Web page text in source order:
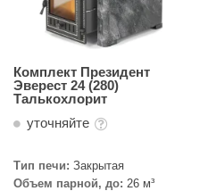
Комплект Президент
Эверест 24 (280)
Талькохлорит
уточняйте
Тип печи: Закрытая
Объем парной, до: 26 м³